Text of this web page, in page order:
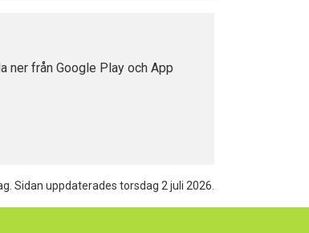
ner från Google Play och App
Sidan uppdaterades torsdag 2 juli 2026.